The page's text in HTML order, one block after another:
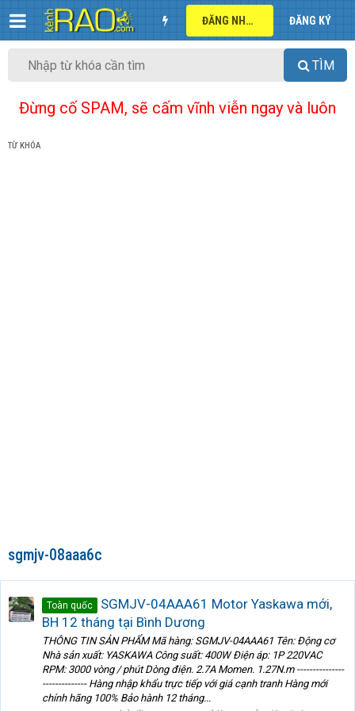
ĐĂNG NHẬP ĐĂNG KÝ
TÌM
Đừng cố SPAM, sẽ cấm vĩnh viễn ngay và luôn
TỪ KHÓA
sgmjv-08aaa6c
Toàn quốc
SGMJV-04AAA61 Motor Yaskawa mới,
BH 12 tháng tại Bình Dương
THÔNG TIN SẢN PHẨM Mã hàng: SGMJV-04AAA61 Tên: Động cơ
Nhà sản xuất: YASKAWA Công suất: 400W Điện áp: 1P 220VAC
RPM: 3000 vòng / phút Dòng điện. 2.7A Momen. 1.27N.m ---------------
-------------- Hàng nhập khẩu trực tiếp với giá cạnh tranh Hàng mới
chính hãng 100% Bảo hành 12 tháng...